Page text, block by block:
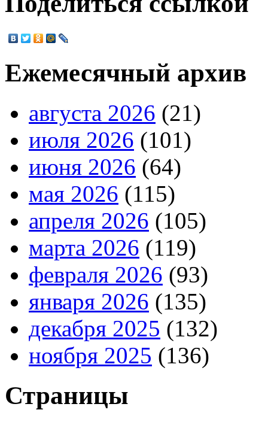
Ежемесячный архив
августа 2026 (21)
июля 2026 (101)
июня 2026 (64)
мая 2026 (115)
апреля 2026 (105)
марта 2026 (119)
февраля 2026 (93)
января 2026 (135)
декабря 2025 (132)
ноября 2025 (136)
Страницы